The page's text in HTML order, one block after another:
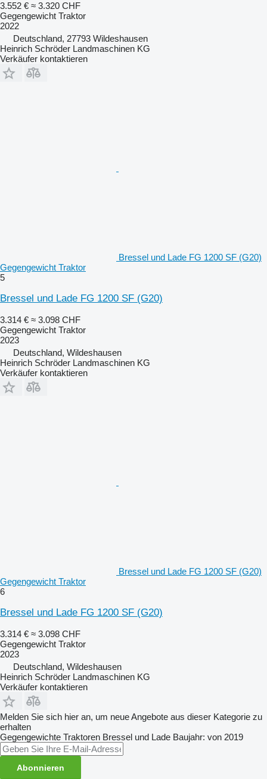
3.552 € ≈ 3.320 CHF
Gegengewicht Traktor
2022
Deutschland, 27793 Wildeshausen
Heinrich Schröder Landmaschinen KG
Verkäufer kontaktieren
Bressel und Lade FG 1200 SF (G20)
Gegengewicht Traktor
5
Bressel und Lade FG 1200 SF (G20)
3.314 € ≈ 3.098 CHF
Gegengewicht Traktor
2023
Deutschland, Wildeshausen
Heinrich Schröder Landmaschinen KG
Verkäufer kontaktieren
Bressel und Lade FG 1200 SF (G20)
Gegengewicht Traktor
6
Bressel und Lade FG 1200 SF (G20)
3.314 € ≈ 3.098 CHF
Gegengewicht Traktor
2023
Deutschland, Wildeshausen
Heinrich Schröder Landmaschinen KG
Verkäufer kontaktieren
Melden Sie sich hier an, um neue Angebote aus dieser Kategorie zu
erhalten
Gegengewichte Traktoren Bressel und Lade Baujahr: von 2019
Abonnieren